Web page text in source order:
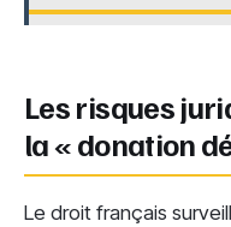
Les risques
la « donation
Le droit français